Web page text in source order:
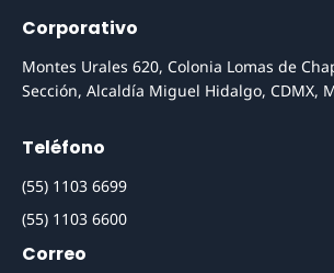
Corporativo
Montes Urales 620, Colonia Lomas de
Sección, Alcaldía Miguel Hidalgo, CDMX,
Teléfono
(55) 1103 6699
(55) 1103 6600
Correo